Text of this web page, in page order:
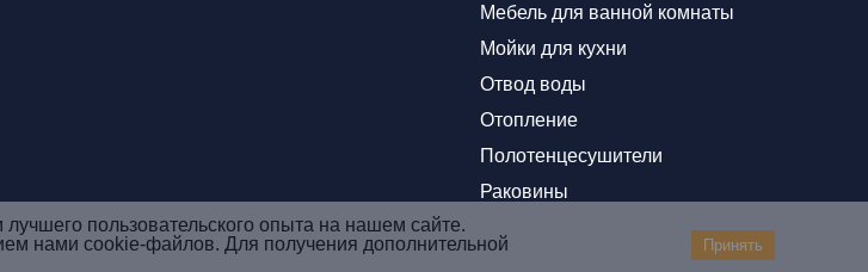
Мебель для ванной комнаты
Мойки для кухни
Отвод воды
Отопление
Полотенцесушители
Раковины
пользовательского опыта на нашем сайте.
нами cookie-файлов. Для получения дополнительной
Принять